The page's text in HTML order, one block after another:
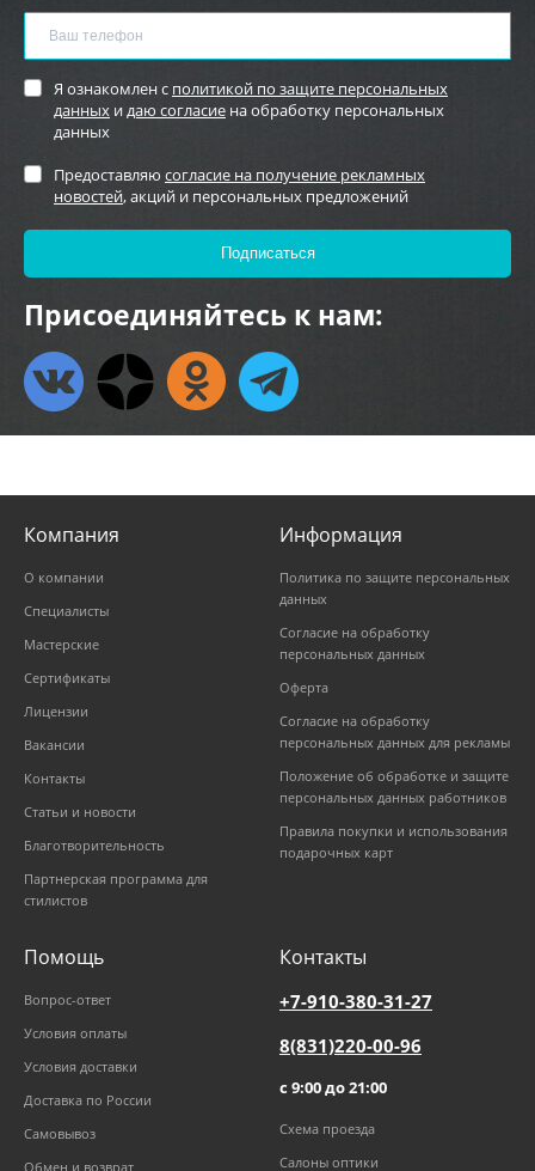
Я ознакомлен с политикой по защите персональных
данных идаю согласие на обработку персональных
данных
Предоставляю согласие на получение рекламных
новостей, акций и персональных предложений
Присоединяйтесь к нам:
Компания
О компании
Специалисты
Мастерские
Сертификаты
Лицензии
Вакансии
Контакты
Статьи и новости
Благотворительность
Партнерская программа для
стилистов
Информация
Политика по защите персональных
данных
Согласие на обработку
персональных данных
Оферта
Согласие на обработку
персональных данных для рекламы
Положение об обработке и защите
персональных данных работников
Правила покупки и использования
подарочных карт
Помощь
Вопрос-ответ
Условия оплаты
Условия доставки
Доставка по России
Самовывоз
Обмен и возврат
Контакты
+7-910-380-31-27
8(831)220-00-96
с 9:00 до 21:00
Схема проезда
Салоны оптики